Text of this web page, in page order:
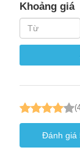
Khoảng giá
Đánh giá